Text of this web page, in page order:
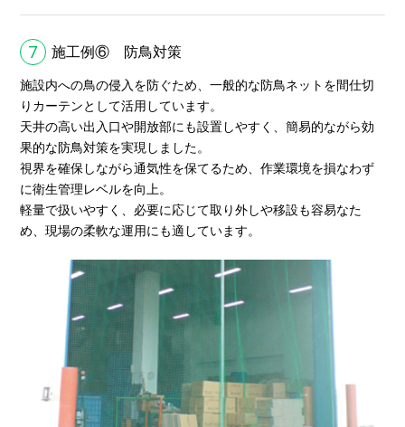
7 施工例⑥ 防鳥対策
施設内への鳥の侵入を防ぐため、一般的な防鳥ネットを間仕切
りカーテンとして活用しています。
天井の高い出入口や開放部にも設置しやすく、簡易的ながら効
果的な防鳥対策を実現しました。
視界を確保しながら通気性を保てるため、作業環境を損なわず
に衛生管理レベルを向上。
軽量で扱いやすく、必要に応じて取り外しや移設も容易なた
め、現場の柔軟な運用にも適しています。